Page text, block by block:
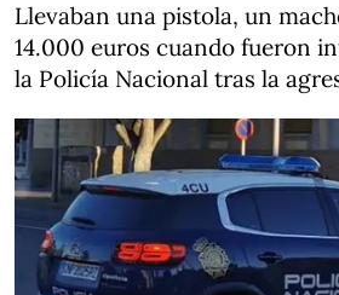
Llevaban una pistola, un
14.000 euros cuando fueron
la Policía Nacional tras la